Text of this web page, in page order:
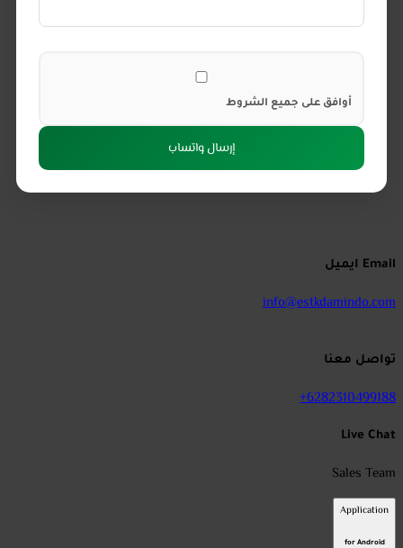
أوافق على جميع الشروط
إرسال واتساب
Email ايميل
info@estkdamindo.com
تواصل معنا
6282310499188+
Live Chat
Sales Team
Application
for Android